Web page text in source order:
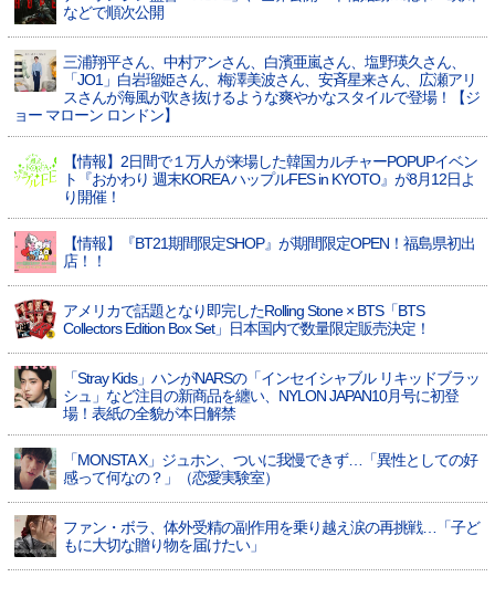
などで順次公開
三浦翔平さん、中村アンさん、白濱亜嵐さん、塩野瑛久さん、
「JO1」白岩瑠姫さん、梅澤美波さん、安斉星来さん、広瀬アリ
スさんが海風が吹き抜けるような爽やかなスタイルで登場！【ジ
ョー マローン ロンドン】
【情報】2日間で１万人が来場した韓国カルチャーPOPUPイベン
ト『おかわり 週末KOREA ハップルFES in KYOTO』が8月12日よ
り開催！
【情報】『BT21期間限定SHOP』が期間限定OPEN！福島県初出
店！！
アメリカで話題となり即完したRolling Stone × BTS「BTS
Collectors Edition Box Set」日本国内で数量限定販売決定！
「Stray Kids」ハンがNARSの「インセイシャブル リキッドブラッ
シュ」など注目の新商品を纏い、NYLON JAPAN10月号に初登
場！表紙の全貌が本日解禁
「MONSTA X」ジュホン、ついに我慢できず…「異性としての好
感って何なの？」（恋愛実験室）
ファン・ボラ、体外受精の副作用を乗り越え涙の再挑戦…「子ど
もに大切な贈り物を届けたい」